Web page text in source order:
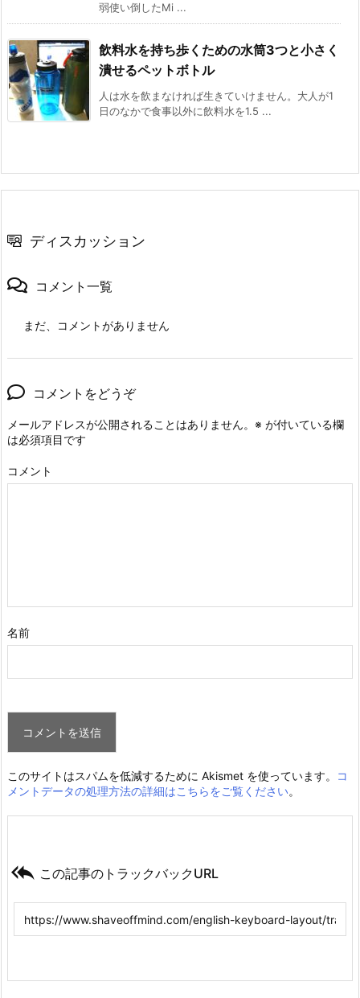
弱使い倒したMi ...
飲料水を持ち歩くための水筒3つと小さく
潰せるペットボトル
人は水を飲まなければ生きていけません。大人が1
日のなかで食事以外に飲料水を1.5 ...
ディスカッション
コメント一覧
まだ、コメントがありません
コメントをどうぞ
メールアドレスが公開されることはありません。 ※ が付いている欄
は必須項目です
コメント
名前
このサイトはスパムを低減するために Akismet を使っています。
コ
メントデータの処理方法の詳細はこちらをご覧ください。
 この記事のトラックバックURL